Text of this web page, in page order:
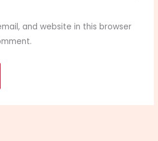
and website in this browser